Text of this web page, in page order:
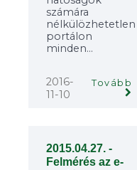
számára
nélkülözhetetlen
portálon
minden...
2016-
11-10
Tovább
2015.04.27. -
Felmérés az e-